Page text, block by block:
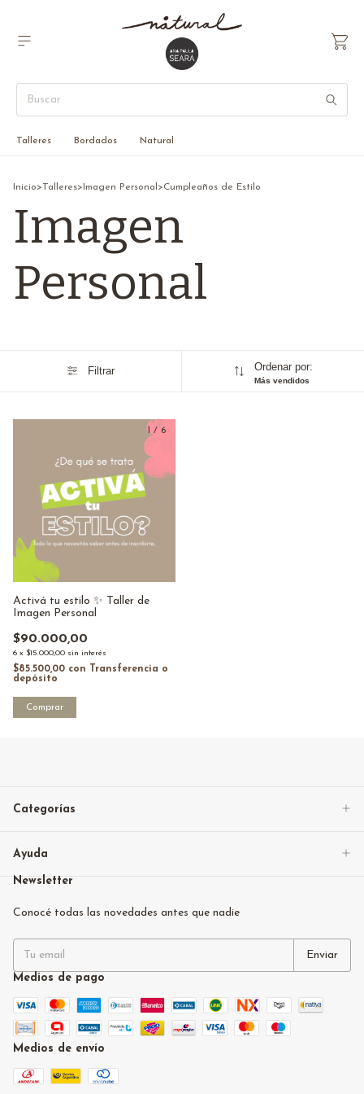
Talleres Bordados Natural
Inicio>Talleres> Imagen Personal >Cumpleaños de Estilo
Imagen
Personal
Filtrar Ordenar por:
Más vendidos
1 / 6
Activá tu estilo ✨ Taller de
Imagen Personal
$90.000,00
6 x $15.000,00 sin interés
$85.500,00 con
Transferencia o
depósito
Categorías
Ayuda
Newsletter
Conocé todas las novedades antes que nadie
Medios de pago
Medios de envío